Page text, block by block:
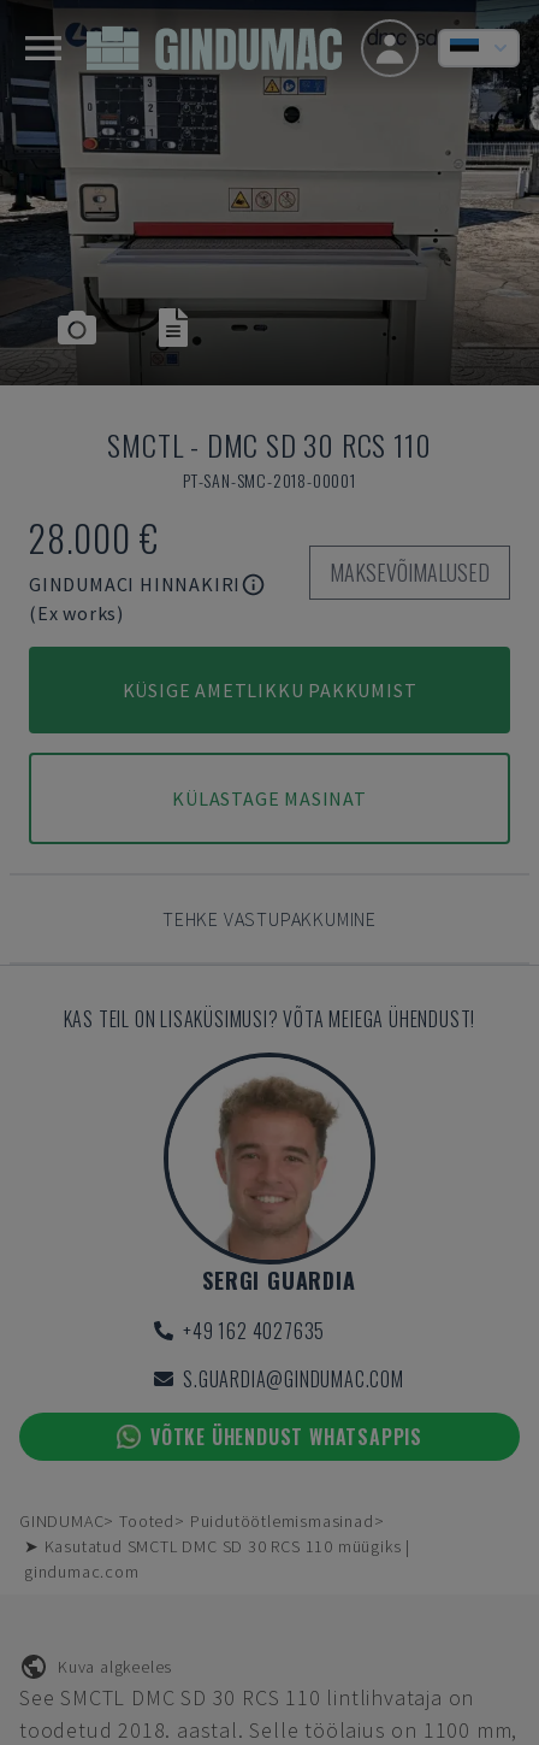
SMCTL- DMC SD 30 RCS 110
PT-SAN-SMC-2018-00001
28.000 €
GINDUMACI HINNAKIRI
(Ex works)
MAKSEVÕIMALUSED
KÜSIGE AMETLIKKU PAKKUMIST
KÜLASTAGE MASINAT
TEHKE VASTUPAKKUMINE
KAS TEIL ON LISAKÜSIMUSI? VÕTA MEIEGA ÜHENDUST!
SERGI GUARDIA
+49 162 4027635
S.GUARDIA@GINDUMAC.COM
VÕTKE ÜHENDUST WHATSAPPIS
GINDUMAC Tooted
Puidutöötlemismasinad
➤ Kasutatud SMCTL DMC SD 30 RCS 110 müügiks |
gindumac.com
Kuva algkeeles
See SMCTL DMC SD 30 RCS 110 lintlihvataja on
toodetud 2018. aastal. Selle töölaius on 1100 mm,